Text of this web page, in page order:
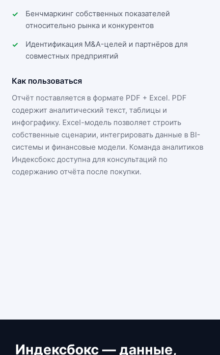
Бенчмаркинг собственных показателей
относительно рынка и конкурентов
Идентификация M&A-целей и партнёров для
совместных предприятий
Как пользоваться
Отчёт поставляется в формате PDF + Excel. PDF
содержит аналитический текст, таблицы и
инфографику. Excel-модель позволяет строить
собственные сценарии, интегрировать данные в BI-
системы и финансовые модели. Команда аналитиков
Индексбокс доступна для консультаций по
содержанию отчёта после покупки.
Индексбокс — данные,